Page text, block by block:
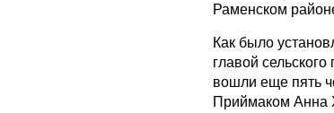
Раменском
Как было
главой
вошли еще пять
Приймаком Анна